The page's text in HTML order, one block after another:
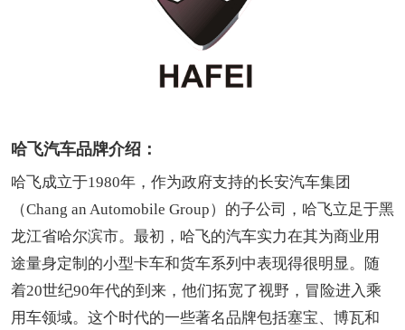
哈飞汽车品牌介绍：
哈飞成立于1980年，作为政府支持的长安汽车集团
（Chang an Automobile Group）的子公司，哈飞立足于黑
龙江省哈尔滨市。最初，哈飞的汽车实力在其为商业用
途量身定制的小型卡车和货车系列中表现得很明显。随
着20世纪90年代的到来，他们拓宽了视野，冒险进入乘
用车领域。这个时代的一些著名品牌包括塞宝、博瓦和